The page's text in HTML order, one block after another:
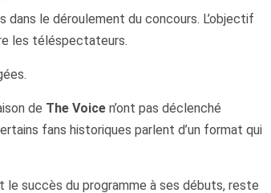
le déroulement du concours. L’objectif
les téléspectateurs.
de The Voicen’ont pas déclenché
fans historiques parlent d’un format qui
le succès du programme à ses débuts, reste